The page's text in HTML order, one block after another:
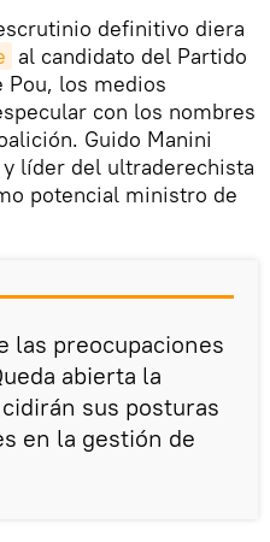
definitivo diera
al candidato del Partido
Pou, los medios
con los nombres
Guido Manini
líder del ultraderechista
potencial ministro de
las preocupaciones
abierta la
sus posturas
en la gestión de